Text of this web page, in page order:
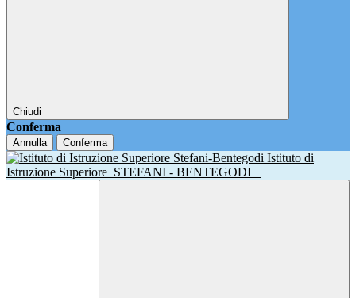
Chiudi
Conferma
Annulla Conferma
Istituto di
Istruzione Superiore STEFANI - BENTEGODI